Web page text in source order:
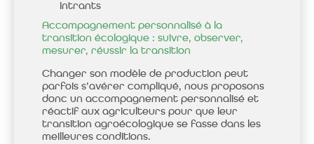
intrants
Accompagnement personnalisé à la
transition écologique : suivre, observer,
mesurer, réussir la transition
Changer son modèle de production peut
parfois s’avérer compliqué, nous proposons
donc un accompagnement personnalisé et
réactif aux agriculteurs pour que leur
transition agroécologique se fasse dans les
meilleures conditions.